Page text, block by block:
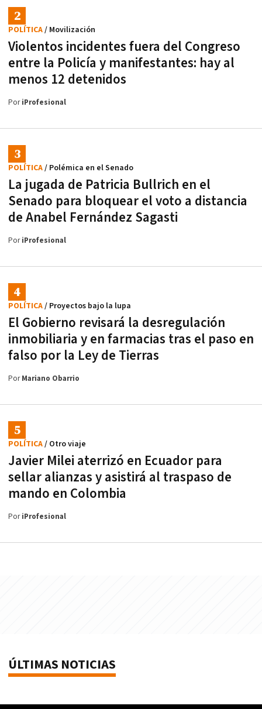
Violentos incidentes fuera del Congreso
entre la Policía y manifestantes: hay al
menos 12 detenidos
POLÍTICA/ Movilización
PoriProfesional
La jugada de Patricia Bullrich en el
Senado para bloquear el voto a distancia
de Anabel Fernández Sagasti
POLÍTICA/ Polémica en el Senado
PoriProfesional
El Gobierno revisará la desregulación
inmobiliaria y en farmacias tras el paso en
falso por la Ley de Tierras
POLÍTICA/ Proyectos bajo la lupa
PorMariano Obarrio
Javier Milei aterrizó en Ecuador para
sellar alianzas y asistirá al traspaso de
mando en Colombia
POLÍTICA/ Otro viaje
PoriProfesional
ÚLTIMAS NOTICIAS